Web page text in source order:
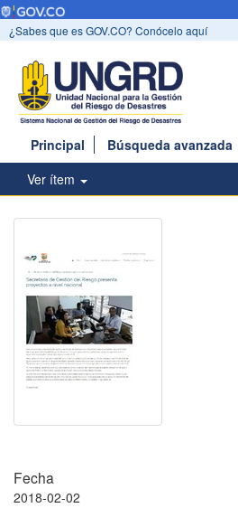
¿Sabes que es GOV.CO? Conócelo aquí
Principal Búsqueda avanzada
Ver ítem
Fecha
2018-02-02